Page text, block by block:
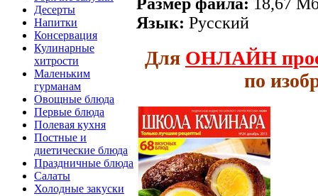
Десерты
Напитки
Консервация
Кулинарные
хитрости
Маленьким
гурманам
Овощные блюда
Первые блюда
Полевая кухня
Постные и
диетические блюда
Праздничные блюда
Салаты
Холодные закуски
Язык: Русский
Для ОНЛАЙН
по